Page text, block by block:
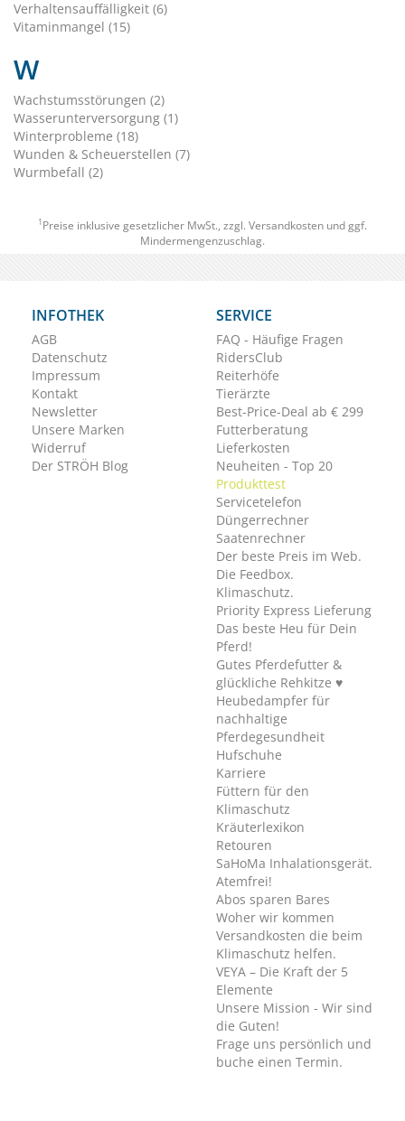
Verhaltensauffälligkeit (6)
Vitaminmangel (15)
W
Wachstumsstörungen (2)
Wasserunterversorgung (1)
Winterprobleme (18)
Wunden & Scheuerstellen (7)
Wurmbefall (2)
1 Preise inklusive gesetzlicher MwSt., zzgl. Versandkosten und ggf.
Mindermengenzuschlag.
INFOTHEK
AGB
Datenschutz
Impressum
Kontakt
Newsletter
Unsere Marken
Widerruf
Der STRÖH Blog
SERVICE
FAQ - Häufige Fragen
RidersClub
Reiterhöfe
Tierärzte
Best-Price-Deal ab € 299
Futterberatung
Lieferkosten
Neuheiten - Top 20
Produkttest
Servicetelefon
Düngerrechner
Saatenrechner
Der beste Preis im Web.
Die Feedbox.
Klimaschutz.
Priority Express Lieferung
Das beste Heu für Dein
Pferd!
Gutes Pferdefutter &
glückliche Rehkitze ♥
Heubedampfer für
nachhaltige
Pferdegesundheit
Hufschuhe
Karriere
Füttern für den
Klimaschutz
Kräuterlexikon
Retouren
SaHoMa Inhalationsgerät.
Atemfrei!
Abos sparen Bares
Woher wir kommen
Versandkosten die beim
Klimaschutz helfen.
VEYA – Die Kraft der 5
Elemente
Unsere Mission - Wir sind
die Guten!
Frage uns persönlich und
buche einen Termin.